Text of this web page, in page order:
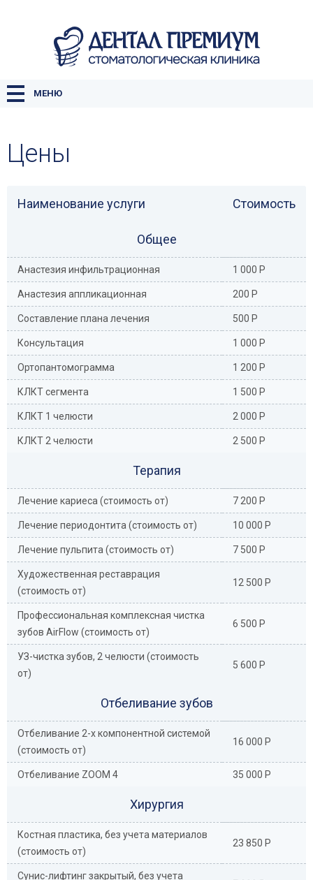
МЕНЮ
О КЛИНИКЕ
УСЛУГИ
НАША КОМАНДА
Цены
Наименование услуги Стоимость
Общее
Анастезия инфильтрационная 1 000 Р
Анастезия аппликационная 200 Р
Составление плана лечения 500 Р
Консультация 1 000 Р
Ортопантомограмма 1 200 Р
КЛКТ сегмента 1 500 Р
КЛКТ 1 челюсти 2 000 Р
КЛКТ 2 челюсти 2 500 Р
Терапия
Лечение кариеса (стоимость от) 7 200 Р
Лечение периодонтита (стоимость от) 10 000 Р
Лечение пульпита (стоимость от) 7 500 Р
Художественная реставрация
(стоимость от)
12 500 Р
Профессиональная комплексная чистка
зубов AirFlow (стоимость от)
6 500 Р
УЗ-чистка зубов, 2 челюсти (стоимость
от)
5 600 Р
Отбеливание зубов
Отбеливание 2-х компонентной системой
(стоимость от)
16 000 Р
Отбеливание ZOOM 4 35 000 Р
Хирургия
Костная пластика, без учета материалов
(стоимость от)
23 850 Р
Сунис-лифтинг закрытый, без учета